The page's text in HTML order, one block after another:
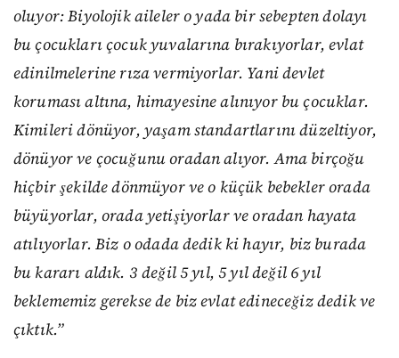
oluyor: Biyolojik aileler o yada bir sebepten dolayı
bu çocukları çocuk yuvalarına bırakıyorlar, evlat
edinilmelerine rıza vermiyorlar. Yani devlet
koruması altına, himayesine alınıyor bu çocuklar.
Kimileri dönüyor, yaşam standartlarını düzeltiyor,
dönüyor ve çocuğunu oradan alıyor. Ama birçoğu
hiçbir şekilde dönmüyor ve o küçük bebekler orada
büyüyorlar, orada yetişiyorlar ve oradan hayata
atılıyorlar.Biz o odada dedik ki hayır, biz burada
bu kararı aldık. 3 değil 5 yıl, 5 yıl değil 6 yıl
beklememiz gerekse de biz evlat edineceğiz dedik ve
çıktık.”